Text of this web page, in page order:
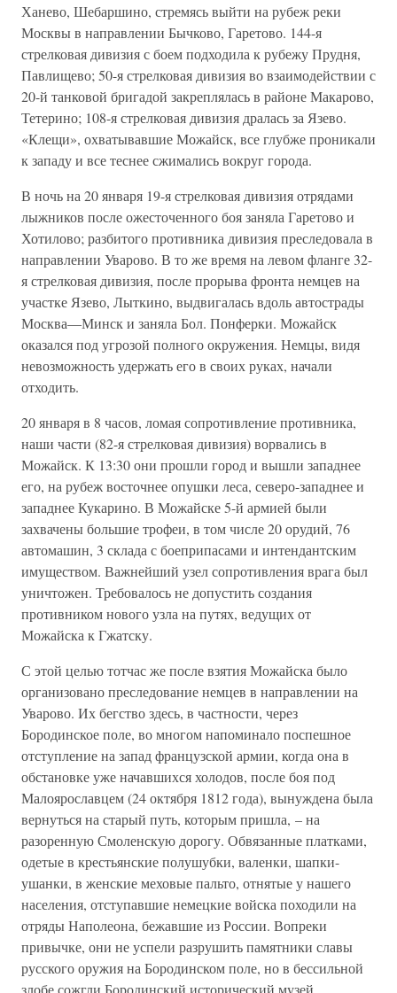
Ханево, Шебаршино, стремясь выйти на рубеж реки
Москвы в направлении Бычково, Гаретово. 144-я
стрелковая дивизия с боем подходила к рубежу Прудня,
Павлищево; 50-я стрелковая дивизия во взаимодействии с
20-й танковой бригадой закреплялась в районе Макарово,
Тетерино; 108-я стрелковая дивизия дралась за Язево.
«Клещи», охватывавшие Можайск, все глубже проникали
к западу и все теснее сжимались вокруг города.
В ночь на 20 января 19-я стрелковая дивизия отрядами
лыжников после ожесточенного боя заняла Гаретово и
Хотилово; разбитого противника дивизия преследовала в
направлении Уварово. В то же время на левом фланге 32-
я стрелковая дивизия, после прорыва фронта немцев на
участке Язево, Лыткино, выдвигалась вдоль автострады
Москва—Минск и заняла Бол. Понферки. Можайск
оказался под угрозой полного окружения. Немцы, видя
невозможность удержать его в своих руках, начали
отходить.
20 января в 8 часов, ломая сопротивление противника,
наши части (82-я стрелковая дивизия) ворвались в
Можайск. К 13:30 они прошли город и вышли западнее
его, на рубеж восточнее опушки леса, северо-западнее и
западнее Кукарино. В Можайске 5-й армией были
захвачены большие трофеи, в том числе 20 орудий, 76
автомашин, 3 склада с боеприпасами и интендантским
имуществом. Важнейший узел сопротивления врага был
уничтожен. Требовалось не допустить создания
противником нового узла на путях, ведущих от
Можайска к Гжатску.
С этой целью тотчас же после взятия Можайска было
организовано преследование немцев в направлении на
Уварово. Их бегство здесь, в частности, через
Бородинское поле, во многом напоминало поспешное
отступление на запад французской армии, когда она в
обстановке уже начавшихся холодов, после боя под
Малоярославцем (24 октября 1812 года), вынуждена была
вернуться на старый путь, которым пришла, – на
разоренную Смоленскую дорогу. Обвязанные платками,
одетые в крестьянские полушубки, валенки, шапки-
ушанки, в женские меховые пальто, отнятые у нашего
населения, отступавшие немецкие войска походили на
отряды Наполеона, бежавшие из России. Вопреки
привычке, они не успели разрушить памятники славы
русского оружия на Бородинском поле, но в бессильной
злобе сожгли Бородинский исторический музей.